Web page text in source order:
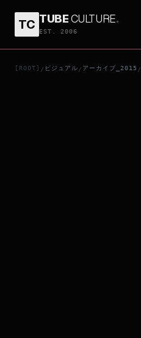
TC TUBECULTURE.
EST. 2006
[ROOT] / ビジュアル / アーカイブ_2015 /
刺客聶隱娘